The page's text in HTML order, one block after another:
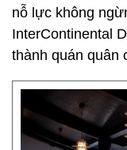
nỗ lực không
InterContinental
thành quán quân